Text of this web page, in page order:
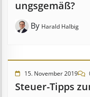
ungs­ge­mäß?
By Harald Halbig
15. November 2019
Steuer-Tipps